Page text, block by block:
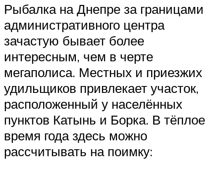
Рыбалка на Днепре за границами
административного центра
зачастую бывает более
интересным, чем в черте
мегаполиса. Местных и приезжих
удильщиков привлекает участок,
расположенный у населённых
пунктов Катынь и Борка. В тёплое
время года здесь можно
рассчитывать на поимку: